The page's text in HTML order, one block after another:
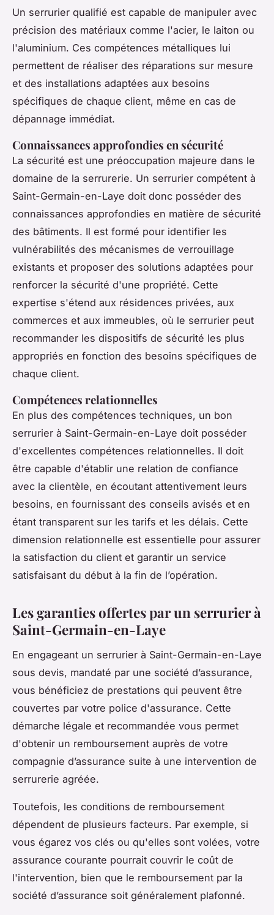
Un serrurier qualifié est capable de manipuler avec
précision des matériaux comme l'acier, le laiton ou
l'aluminium. Ces compétences métalliques lui
permettent de réaliser des réparations sur mesure
et des installations adaptées aux besoins
spécifiques de chaque client, même en cas de
dépannage immédiat.
Connaissances approfondies en sécurité
La sécurité est une préoccupation majeure dans le
domaine de la serrurerie. Un serrurier compétent à
Saint-Germain-en-Laye doit donc posséder des
connaissances approfondies en matière de sécurité
des bâtiments. Il est formé pour identifier les
vulnérabilités des mécanismes de verrouillage
existants et proposer des solutions adaptées pour
renforcer la sécurité d'une propriété. Cette
expertise s'étend aux résidences privées, aux
commerces et aux immeubles, où le serrurier peut
recommander les dispositifs de sécurité les plus
appropriés en fonction des besoins spécifiques de
chaque client.
Compétences relationnelles
En plus des compétences techniques, un bon
serrurier à Saint-Germain-en-Laye doit posséder
d'excellentes compétences relationnelles. Il doit
être capable d'établir une relation de confiance
avec la clientèle, en écoutant attentivement leurs
besoins, en fournissant des conseils avisés et en
étant transparent sur les tarifs et les délais. Cette
dimension relationnelle est essentielle pour assurer
la satisfaction du client et garantir un service
satisfaisant du début à la fin de l’opération.
Les garanties offertes par un serrurier à
Saint-Germain-en-Laye
En engageant un serrurier à Saint-Germain-en-Laye
sous devis, mandaté par une société d’assurance,
vous bénéficiez de prestations qui peuvent être
couvertes par votre police d'assurance. Cette
démarche légale et recommandée vous permet
d'obtenir un remboursement auprès de votre
compagnie d’assurance suite à une intervention de
serrurerie agréée.
Toutefois, les conditions de remboursement
dépendent de plusieurs facteurs. Par exemple, si
vous égarez vos clés ou qu'elles sont volées, votre
assurance courante pourrait couvrir le coût de
l'intervention, bien que le remboursement par la
société d’assurance soit généralement plafonné.